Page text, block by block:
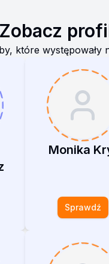
Zobacz
które występowały
Monika
Sprawdź